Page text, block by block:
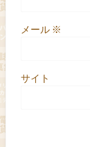
メール ※
サイト